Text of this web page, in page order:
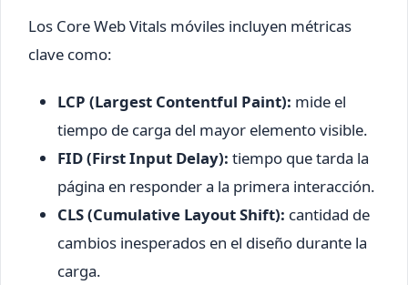
Los Core Web Vitals móviles incluyen métricas
clave como:
LCP (Largest Contentful Paint): mide el
tiempo de carga del mayor elemento visible.
FID (First Input Delay): tiempo que tarda la
página en responder a la primera interacción.
CLS (Cumulative Layout Shift): cantidad de
cambios inesperados en el diseño durante la
carga.